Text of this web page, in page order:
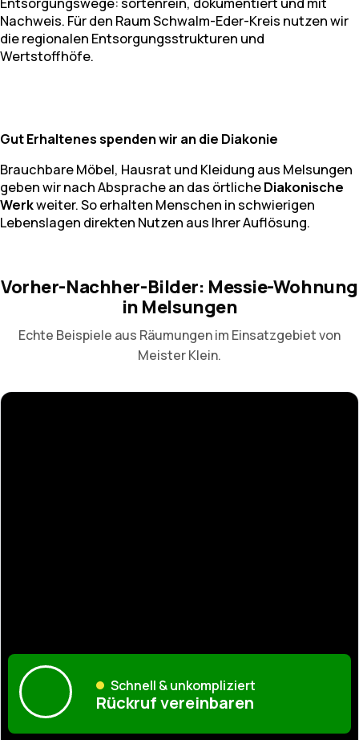
Nachweis. Für den Raum Schwalm-Eder-Kreis nutzen wir
die regionalen Entsorgungsstrukturen und
Wertstoffhöfe.
Gut Erhaltenes spenden wir an die Diakonie
Brauchbare Möbel, Hausrat und Kleidung aus Melsungen
geben wir nach Absprache an das örtlicheDiakonische
Werkweiter. So erhalten Menschen in schwierigen
Lebenslagen direkten Nutzen aus Ihrer Auflösung.
Vorher-Nachher-Bilder: Messie-Wohnung
in Melsungen
Echte Beispiele aus Räumungen im Einsatzgebiet von
Meister Klein.
Schnell & unkompliziert
Rückruf vereinbaren